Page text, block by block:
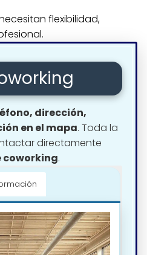
flexibilidad,
dirección,
en el mapa. Toda la
directamente
coworking.